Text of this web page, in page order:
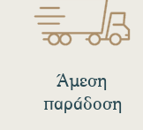
Άμεση
παράδοση